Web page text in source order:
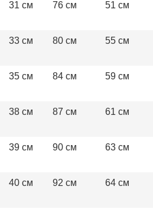
31 см 76 см 51 см
33 см 80 см 55 см
35 см 84 см 59 см
38 см 87 см 61 см
39 см 90 см 63 см
40 см 92 см 64 см